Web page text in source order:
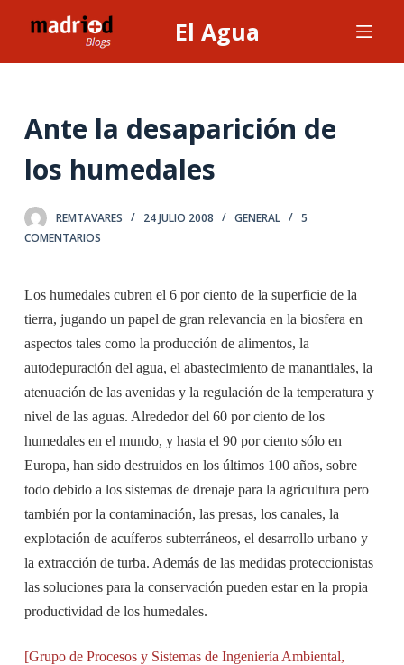
l
o
e
n
d
o
El Agua
Ante la desaparición de
los humedales
REMTAVARES 24 JULIO 2008 GENERAL
5
COMENTARIOS
Los humedales cubren el 6 por ciento de la superficie de la
tierra, jugando un papel de gran relevancia en la biosfera en
aspectos tales como la producción de alimentos, la
autodepuración del agua, el abastecimiento de manantiales, la
atenuación de las avenidas y la regulación de la temperatura y
nivel de las aguas. Alrededor del 60 por ciento de los
humedales en el mundo, y hasta el 90 por ciento sólo en
Europa, han sido destruidos en los últimos 100 años, sobre
todo debido a los sistemas de drenaje para la agricultura pero
también por la contaminación, las presas, los canales, la
explotación de acuíferos subterráneos, el desarrollo urbano y
la extracción de turba. Además de las medidas proteccionistas
las soluciones para la conservación pueden estar en la propia
productividad de los humedales.
[Grupo de Procesos y Sistemas de Ingeniería Ambiental,